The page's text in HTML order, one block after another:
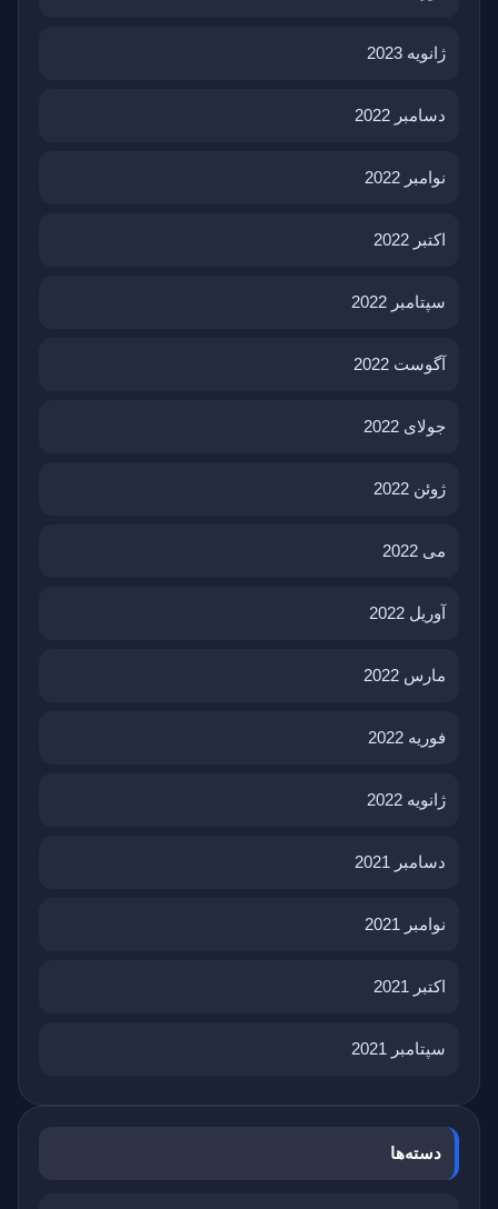
ژانویه 2023
دسامبر 2022
نوامبر 2022
اکتبر 2022
سپتامبر 2022
آگوست 2022
جولای 2022
ژوئن 2022
می 2022
آوریل 2022
مارس 2022
فوریه 2022
ژانویه 2022
دسامبر 2021
نوامبر 2021
اکتبر 2021
سپتامبر 2021
دسته‌ها